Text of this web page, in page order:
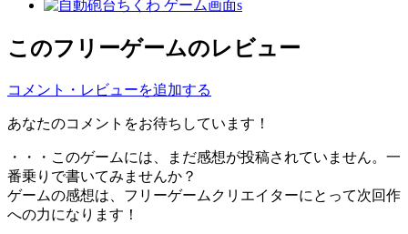
このフリーゲームのレビュー
コメント・レビューを追加する
あなたのコメントをお待ちしています！
・・・このゲームには、まだ感想が投稿されていません。一
番乗りで書いてみませんか？
ゲームの感想は、フリーゲームクリエイターにとって次回作
への力になります！